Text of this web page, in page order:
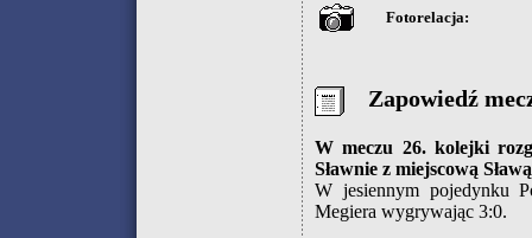
Fotorelacja:
Zapowiedź
W meczu 26. kolejki
Sławnie z miejscową
W jesiennym pojedynku
Megiera wygrywając 3:0.